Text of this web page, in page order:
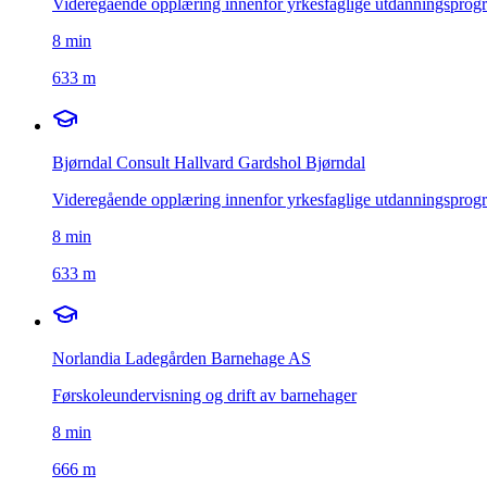
8 min
633 m
Bjørndal Consult Hallvard Gardshol Bjørndal
Videregående opplæring innenfor yrkesfaglige
8 min
633 m
Norlandia Ladegården Barnehage AS
Førskoleundervisning og drift av barnehager
8 min
666 m